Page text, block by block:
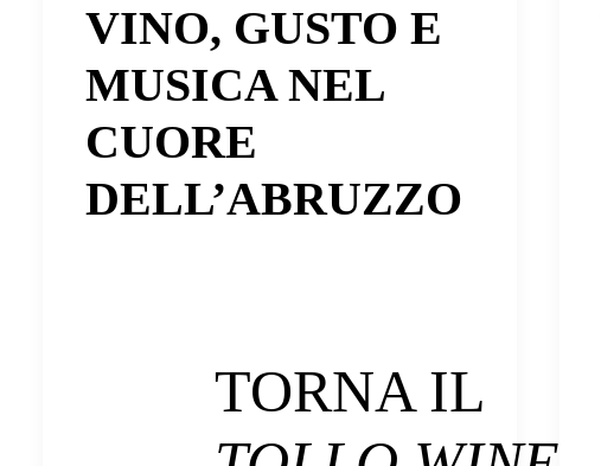
VINO, GUSTO E
MUSICA NEL
CUORE
DELL’ABRUZZO
TORNA IL